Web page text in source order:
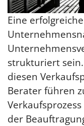
Eine
strukturiert
diesen
Berater führen
der